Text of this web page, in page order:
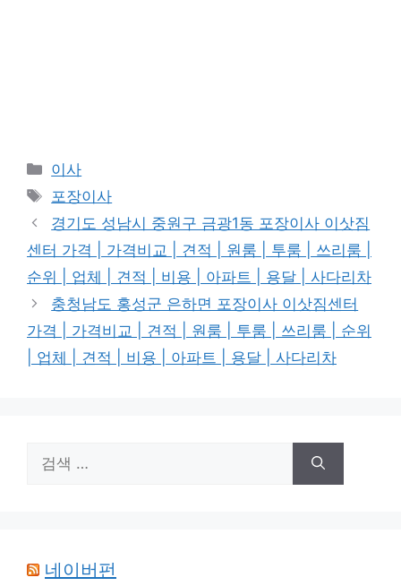
카
테
리
이사
태
그
포장이사
경기도 성남시 중원구 금광1동 포장이사 이삿짐
센터 가격 | 가격비교 | 견적 | 원룸 | 투룸 | 쓰리룸 |
순위 | 업체 | 견적 | 비용 | 아파트 | 용달 | 사다리차
충청남도 홍성군 은하면 포장이사 이삿짐센터
가격 | 가격비교 | 견적 | 원룸 | 투룸 | 쓰리룸 | 순위
| 업체 | 견적 | 비용 | 아파트 | 용달 | 사다리차
색:
네이버펀